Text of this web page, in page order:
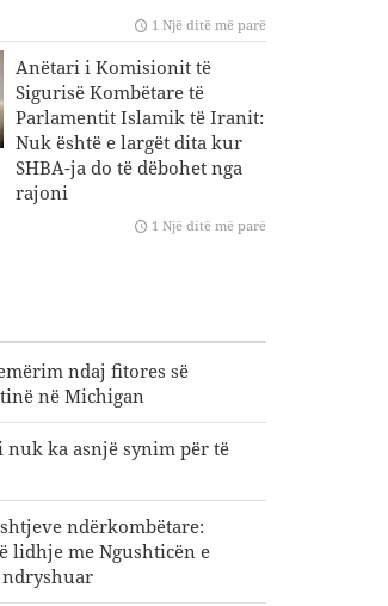
1 Një ditë më parë
Anëtari i Komisionit të
Sigurisë Kombëtare të
Parlamentit Islamik të Iranit:
Nuk është e largët dita kur
SHBA-ja do të dëbohet nga
rajoni
1 Një ditë më parë
ndaj fitores së
në Michigan
ka asnjë synim për të
ndërkombëtare:
lidhje me Ngushticën e